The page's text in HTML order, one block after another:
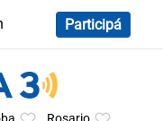
Participá